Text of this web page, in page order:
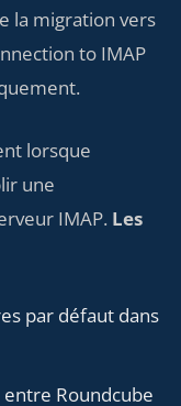
la migration vers
to IMAP
lorsque
une
IMAP. Les
par défaut dans
Roundcube